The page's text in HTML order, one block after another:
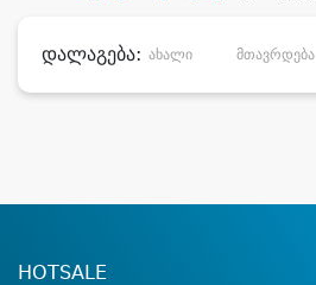
დალაგება: ახალი მთავრდება
HOTSALE